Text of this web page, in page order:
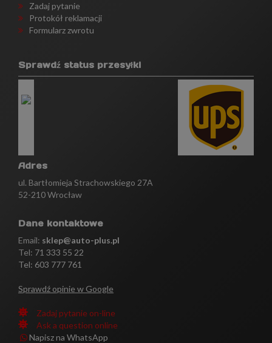
Zadaj pytanie
Protokół reklamacji
Formularz zwrotu
Sprawdź status przesyłki
Adres
ul. Bartłomieja Strachowskiego 27A
52-210 Wrocław
Dane kontaktowe
Email: sklep@auto-plus.pl
Tel: 71 333 55 22
Tel: 603 777 761
Sprawdź opinie w Google
Zadaj pytanie on-line
Ask a question online
Napisz na WhatsApp